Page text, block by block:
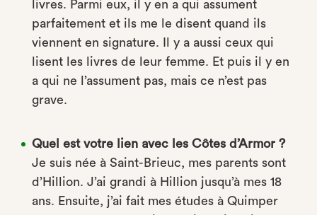
livres. Parmi eux, il y en a qui assument
parfaitement et ils me le disent quand ils
viennent en signature. Il y a aussi ceux qui
lisent les livres de leur femme. Et puis il y en
a qui ne l’assument pas, mais ce n’est pas
grave.
Quel est votre lien avec les Côtes d’Armor ?
Je suis née à Saint-Brieuc, mes parents sont
d’Hillion. J’ai grandi à Hillion jusqu’à mes 18
ans. Ensuite, j’ai fait mes études à Quimper